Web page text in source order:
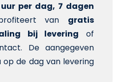
per dag, 7 dagen
van gratis
bij levering of
De aangegeven
op de dag van levering